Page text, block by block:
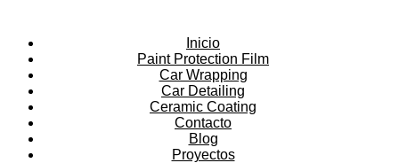
Inicio
Paint Protection Film
Car Wrapping
Car Detailing
Ceramic Coating
Contacto
Blog
Proyectos